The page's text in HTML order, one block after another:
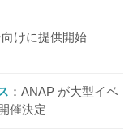
けに提供開始
ANAP が大型イベ
催決定